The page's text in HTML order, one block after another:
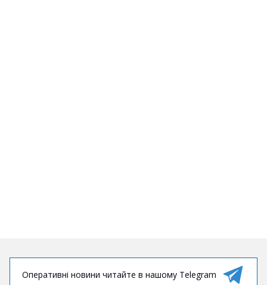
Оперативні новини читайте в нашому Telegram